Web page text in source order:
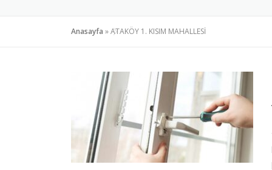
Anasayfa »ATAKÖY 1. KISIM MAHALLESİ